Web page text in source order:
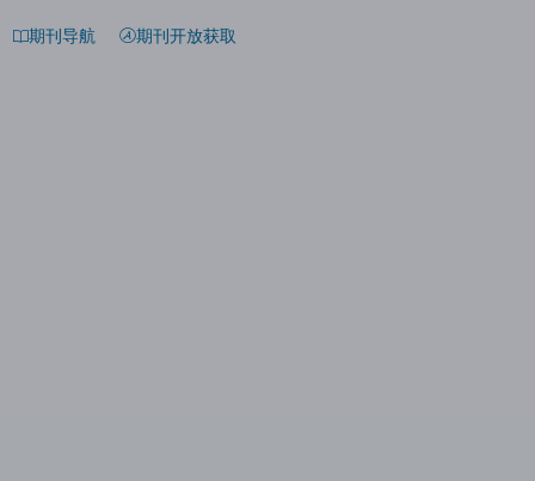
期刊导航 期刊开放获取